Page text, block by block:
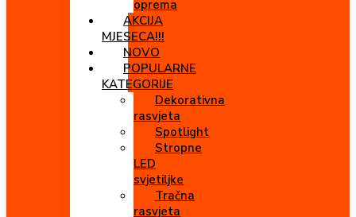
oprema
AKCIJA
MJESECA!!!
NOVO
POPULARNE
KATEGORIJE
Dekorativna
rasvjeta
Spotlight
Stropne
LED
svjetiljke
Tračna
rasvjeta